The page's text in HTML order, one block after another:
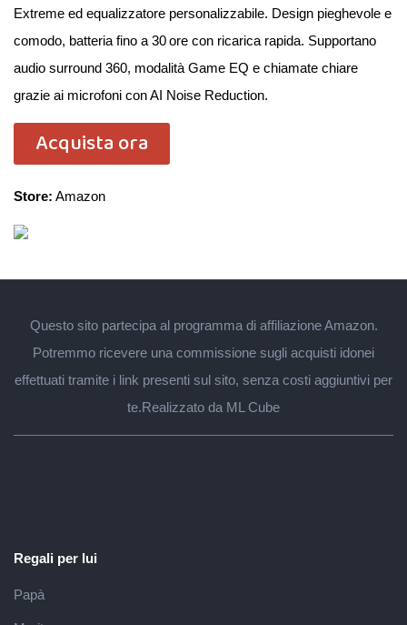
Extreme ed equalizzatore personalizzabile. Design pieghevole e
comodo, batteria fino a 30 ore con ricarica rapida. Supportano
audio surround 360, modalità Game EQ e chiamate chiare
grazie ai microfoni con AI Noise Reduction.
Acquista ora
Store: Amazon
Questo sito partecipa al programma di affiliazione Amazon.
Potremmo ricevere una commissione sugli acquisti idonei
effettuati tramite i link presenti sul sito, senza costi aggiuntivi per
te.Realizzato da ML Cube
Regali per lui
Papà